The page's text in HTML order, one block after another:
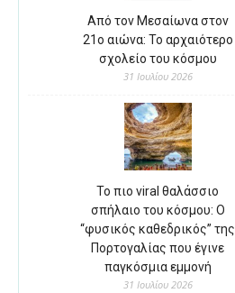
Από τον Μεσαίωνα στον
21ο αιώνα: Το αρχαιότερο
σχολείο του κόσμου
31 Ιουλίου 2026
Το πιο viral θαλάσσιο
σπήλαιο του κόσμου: Ο
“φυσικός καθεδρικός” της
Πορτογαλίας που έγινε
παγκόσμια εμμονή
31 Ιουλίου 2026